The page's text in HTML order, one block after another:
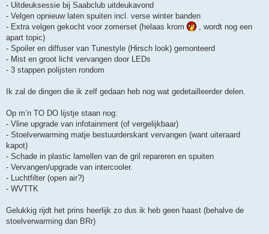
- Uitdeuksessie bij Saabclub uitdeukavond
- Velgen opnieuw laten spuiten incl. verse winter banden
- Extra velgen gekocht voor zomerset (helaas krom
, wordt nog een
apart topic)
- Spoiler en diffuser van Tunestyle (Hirsch look) gemonteerd
- Mist en groot licht vervangen door LEDs
- 3 stappen polijsten rondom
Ik zal de dingen die ik zelf gedaan heb nog wat gedetailleerder delen.
Op m’n TO DO lijstje staan nog:
- Vline upgrade van infotainment (of vergelijkbaar)
- Stoelverwarming matje bestuurderskant vervangen (want uiteraard
kapot)
- Schade in plastic lamellen van de gril repareren en spuiten
- Vervangen/upgrade van intercooler.
- Luchtfilter (open air?)
- WVTTK
Gelukkig rijdt het prins heerlijk zo dus ik heb geen haast (behalve de
stoelverwarming dan BRr)